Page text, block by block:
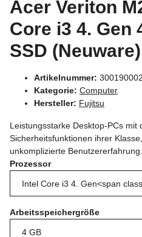
Acer Veriton
Core i3 4. Gen
SSD
Artikelnummer:
Kategorie: Computer
Hersteller: Fujitsu
Leistungsstarke Desktop-PCs mit
Sicherheitsfunktionen ihrer
unkomplizierte Benutzererfahrung.
Prozessor
Arbeitsspeichergröße